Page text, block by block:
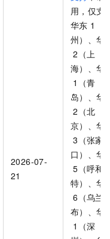
2026-07-
21
用，仅支
华东 1（
州）、华
2（上
海）、华
1（青
岛）、华
2（北
京）、华
3（张家
口）、华
5（呼和
特）、华
6（乌兰
布）、华
1（深